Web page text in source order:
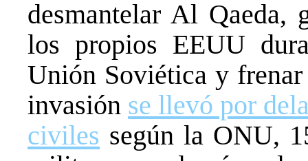
desmantelar Al Qaeda,
los propios EEUU
Unión Soviética y
invasión se llevó por
civiles según la ONU,